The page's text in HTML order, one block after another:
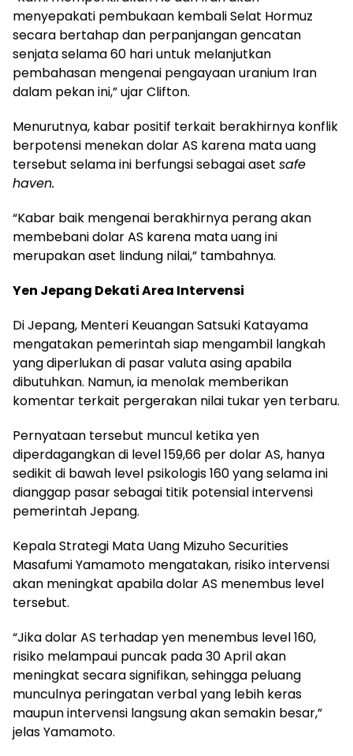
menyepakati pembukaan kembali Selat Hormuz
secara bertahap dan perpanjangan gencatan
senjata selama 60 hari untuk melanjutkan
pembahasan mengenai pengayaan uranium Iran
dalam pekan ini,” ujar Clifton.
Menurutnya, kabar positif terkait berakhirnya konflik
berpotensi menekan dolar AS karena mata uang
tersebut selama ini berfungsi sebagai aset safe
haven.
“Kabar baik mengenai berakhirnya perang akan
membebani dolar AS karena mata uang ini
merupakan aset lindung nilai,” tambahnya.
Yen Jepang Dekati Area Intervensi
Di Jepang, Menteri Keuangan Satsuki Katayama
mengatakan pemerintah siap mengambil langkah
yang diperlukan di pasar valuta asing apabila
dibutuhkan. Namun, ia menolak memberikan
komentar terkait pergerakan nilai tukar yen terbaru.
Pernyataan tersebut muncul ketika yen
diperdagangkan di level 159,66 per dolar AS, hanya
sedikit di bawah level psikologis 160 yang selama ini
dianggap pasar sebagai titik potensial intervensi
pemerintah Jepang.
Kepala Strategi Mata Uang Mizuho Securities
Masafumi Yamamoto mengatakan, risiko intervensi
akan meningkat apabila dolar AS menembus level
tersebut.
“Jika dolar AS terhadap yen menembus level 160,
risiko melampaui puncak pada 30 April akan
meningkat secara signifikan, sehingga peluang
munculnya peringatan verbal yang lebih keras
maupun intervensi langsung akan semakin besar,”
jelas Yamamoto.